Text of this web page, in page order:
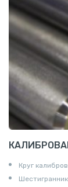
Крестовины
Контргайки
Круг